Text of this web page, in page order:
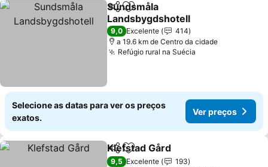
PartilharAdicionar aos favoritos
Sundsmåla
Landsbygdshotell
Ver preços
9,0 Excelente
414
a 19.6 km de Centro da cidade
Refúgio rural na Suécia
Selecione as datas para ver os preços
exatos.
Ver preços
PartilharAdicionar aos favoritos
Klefstad Gård
9,5 Excelente
193